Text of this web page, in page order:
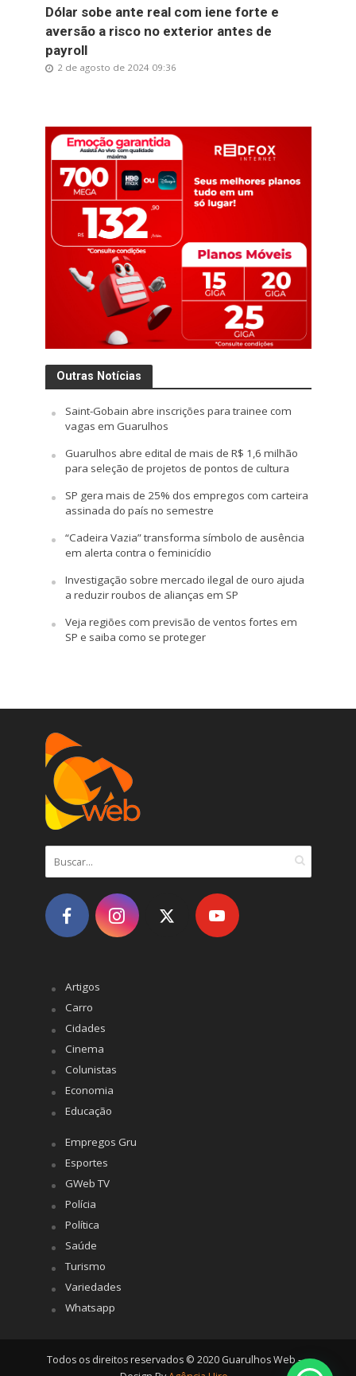
Dólar sobe ante real com iene forte e
aversão a risco no exterior antes de
payroll
2 de agosto de 2024 09:36
Outras Notícias
Saint-Gobain abre inscrições para trainee com
vagas em Guarulhos
Guarulhos abre edital de mais de R$ 1,6 milhão
para seleção de projetos de pontos de cultura
SP gera mais de 25% dos empregos com carteira
assinada do país no semestre
“Cadeira Vazia” transforma símbolo de ausência
em alerta contra o feminicídio
Investigação sobre mercado ilegal de ouro ajuda
a reduzir roubos de alianças em SP
Veja regiões com previsão de ventos fortes em
SP e saiba como se proteger
Artigos
Carro
Cidades
Cinema
Colunistas
Economia
Educação
Empregos Gru
Esportes
GWeb TV
Polícia
Política
Saúde
Turismo
Variedades
Whatsapp
Todos os direitos reservados © 2020 Guarulhos Web -